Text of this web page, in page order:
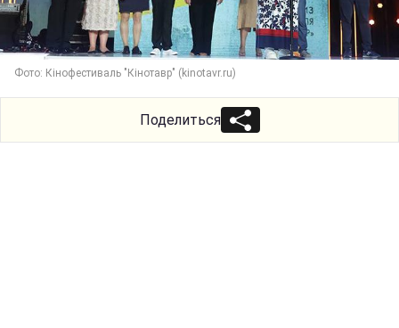
Фото: Кінофестиваль "Кінотавр" (kinotavr.ru)
Поделиться